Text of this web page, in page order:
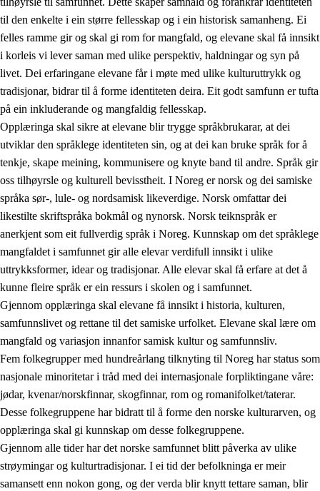
1.5 Respekt for naturen og miljøbevisstheit
1.6 Demokrati og medverknad
til den enkelte i ein større fellesskap og i ein historisk samanheng. Ei
felles ramme gir og skal gi rom for mangfald, og elevane skal få innsikt
i korleis vi lever saman med ulike perspektiv, haldningar og syn på
livet. Dei erfaringane elevane får i møte med ulike kulturuttrykk og
tradisjonar, bidrar til å forme identiteten deira. Eit godt samfunn er tufta
på ein inkluderande og mangfaldig fellesskap.
Opplæringa skal sikre at elevane blir trygge språkbrukarar, at dei
utviklar den språklege identiteten sin, og at dei kan bruke språk for å
tenkje, skape meining, kommunisere og knyte band til andre. Språk gir
oss tilhøyrsle og kulturell bevisstheit. I Noreg er norsk og dei samiske
språka sør-, lule- og nordsamisk likeverdige. Norsk omfattar dei
likestilte skriftspråka bokmål og nynorsk. Norsk teiknspråk er
anerkjent som eit fullverdig språk i Noreg. Kunnskap om det språklege
mangfaldet i samfunnet gir alle elevar verdifull innsikt i ulike
uttrykksformer, idear og tradisjonar. Alle elevar skal få erfare at det å
kunne fleire språk er ein ressurs i skolen og i samfunnet.
Gjennom opplæringa skal elevane få innsikt i historia, kulturen,
samfunnslivet og rettane til det samiske urfolket. Elevane skal lære om
mangfald og variasjon innanfor samisk kultur og samfunnsliv.
Fem folkegrupper med hundreårlang tilknyting til Noreg har status som
nasjonale minoritetar i tråd med dei internasjonale forpliktingane våre:
jødar, kvenar/norskfinnar, skogfinnar, rom og romanifolket/taterar.
Desse folkegruppene har bidratt til å forme den norske kulturarven, og
opplæringa skal gi kunnskap om desse folkegruppene.
Gjennom alle tider har det norske samfunnet blitt påverka av ulike
strøymingar og kulturtradisjonar. I ei tid der befolkninga er meir
samansett enn nokon gong, og der verda blir knytt tettare saman, blir